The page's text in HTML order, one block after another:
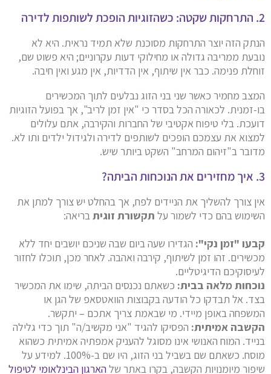
2. התרחקות שקטה: כשהזוגיות הופכת לשותפות לדירה
הנתק הזה יוצר התרחקות מסוכנת שלא תמיד נראית. היא לא
נובעת ממריבה גדולה או מחילוקי דעות עקרוניים; היא פשוט שם,
זוחלת פנימה. כבר אין שיתוף, אין הדדיות, אין מגע ואין חיבה.
המצב מחמיר כאשר שני בני הזוג נבלעים לתוך המכשירים
בו-זמנית. לכאורה הכל בסדר כי "אין זמן לריב", אך בפועל הזוגיות
דועכת. בלי טיפוח אקטיבי של החברות והקירבה, אתם עלולים
למצוא את עצמכם הופכים לשותפים לדירה ולגידול ילדים ותו לא.
מדובר ב"זיהום המרחב" השקט ביותר שיש.
3. איך מחזירים את הנוכחות הביתה?
אין צורך להשליך את הניידים לפח, אך בהחלט יש צורך למתן את
השימוש בהם כדי לשמור על תקשורת זוגיתבריאה:
קבעו "זמן נקי": הגדירו שעה ביום שבה שניכם יושבים יחד ללא
מכשירים. זהו זמן לשיתוף, קירבה ואהבה. לאחר מכן, תוכלו לחזור
לעיסוקיכם הדיגיטליים.
נוכחות מלאה בבית: כשאתם נכנסים הביתה, שימו את המכשיר
בצד. אל תבדקו כל הודעה בקבוצות הוואטסאפ של הגן או
המשפחה באופן מיידי. מי שבאמת צריך אתכם – יתקשר.
הקשבה אמיתית: הפסיקו להגיד "אני מקשיב/ה" תוך כדי גלילה
בנייד. המוח האנושי אינו מסוגל להעניק אמפתיה אמיתית כשהוא
מוסח. כשאתם שם בשביל בני הזוג, היו שם ב-100%. למידע על
שיפור מיומנויות הקשבה, בקרו באתר שלהארגון הבינלאומי לטיפול